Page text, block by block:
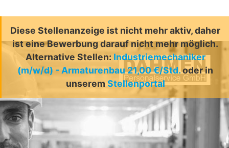
Diese Stellenanzeige ist nicht mehr aktiv, daher
ist eine Bewerbung darauf nicht mehr möglich.
Alternative Stellen: Industriemechaniker
(m/w/d) - Armaturenbau 21,00 €/Std.oder in
unserem Stellenportal